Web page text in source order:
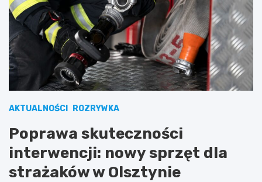
AKTUALNOŚCI ROZRYWKA
Poprawa skuteczności
interwencji: nowy sprzęt dla
strażaków w Olsztynie